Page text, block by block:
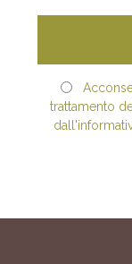
trattamento